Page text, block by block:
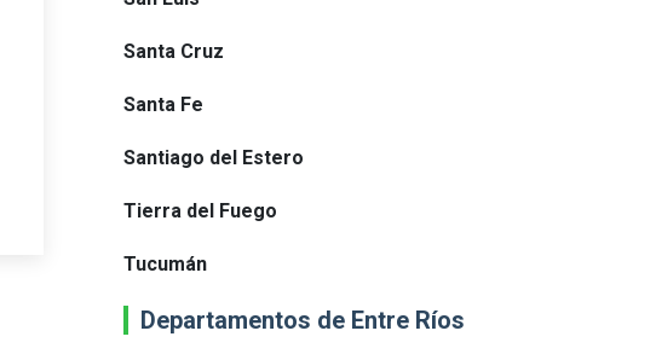
Santa Cruz
Santa Fe
Santiago del Estero
Tierra del Fuego
Tucumán
Departamentos de Entre Ríos